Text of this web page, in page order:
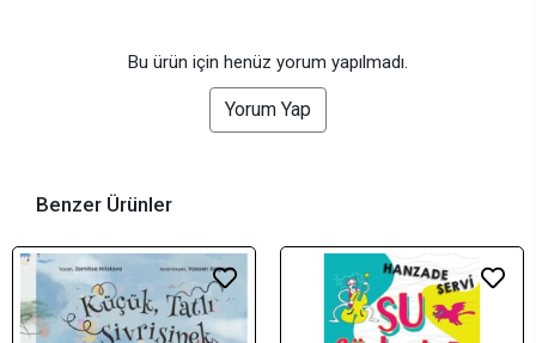
Bu ürün için henüz yorum yapılmadı.
Yorum Yap
Benzer Ürünler